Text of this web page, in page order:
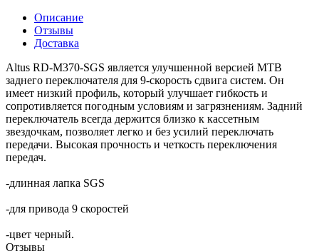
Описание
Отзывы
Доставка
Altus RD-M370-SGS является улучшенной версией MTB
заднего переключателя для 9-скорость сдвига систем. Он
имеет низкий профиль, который улучшает гибкость и
сопротивляется погодным условиям и загрязнениям. Задний
переключатель всегда держится близко к кассетным
звездочкам, позволяет легко и без усилий переключать
передачи. Высокая прочность и четкость переключения
передач.
-длинная лапка SGS
-для привода 9 скоростей
-цвет черный.
Отзывы